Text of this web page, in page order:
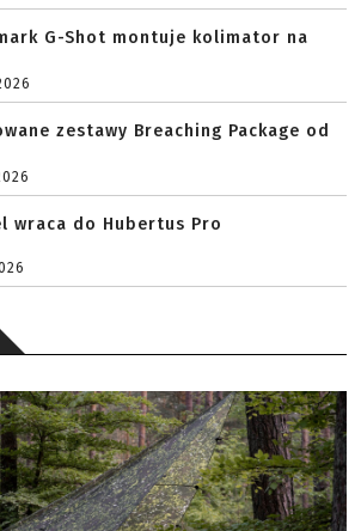
G-Shot montuje kolimator na
zestawy Breaching Package od
wraca do Hubertus Pro